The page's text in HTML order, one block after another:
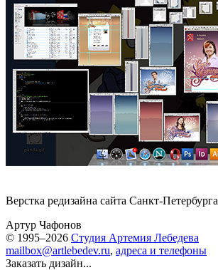
Верстка редизайна сайта Санкт-Петербурга
Артур Чафонов
© 1995–2026 Студия Артемия Лебедева
mailbox@artlebedev.ru, адреса и телефоны
Заказать дизайн...